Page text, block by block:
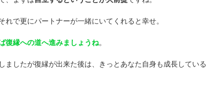
で更にパートナーが一緒にいてくれると幸せ。
復縁への道へ進みましょうね。
ましたが復縁が出来た後は、きっとあなた自身も成長している